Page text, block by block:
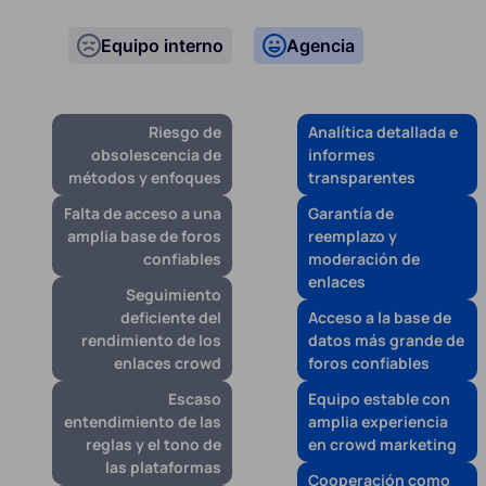
Equipo interno
Riesgo de
obsolescencia de
métodos y enfoques
Falta de acceso a una
amplia base de foros
confiables
Seguimiento
deficiente del
rendimiento de los
enlaces crowd
Escaso
entendimiento de las
reglas y el tono de
las plataformas
Agencia
Analítica detallada e
informes
transparentes
Garantía de
reemplazo y
moderación de
enlaces
Acceso a la base de
datos más grande de
foros confiables
Equipo estable con
amplia experiencia
en crowd marketing
Cooperación como